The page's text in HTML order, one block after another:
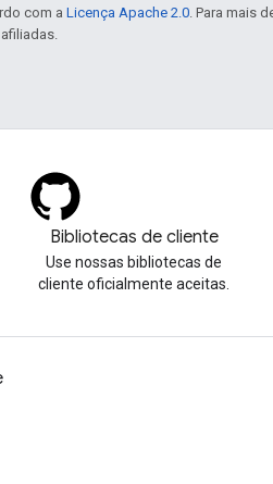
com a Licença Apache 2.0 . Para mais
Bibliotecas de cliente
Use nossas bibliotecas de
cliente oficialmente aceitas.